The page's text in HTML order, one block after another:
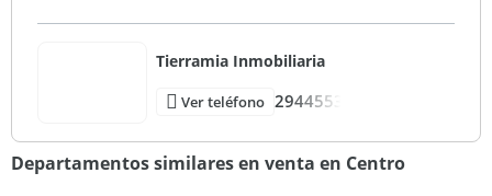
Tierramia Inmobiliaria
Ver teléfono 2944553
Departamentos similares en venta en Centro